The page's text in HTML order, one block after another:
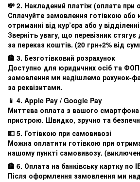
💸 2. Накладений платіж (оплата при
Сплачуйте замовлення готівкою або
отриманні від кур’єра або у
Зверніть увагу, що перевізник
за переказ коштів. (20 грн+2% від
🏦 3. Безготівковий розрахунок
Доступно для юридичних осіб та
замовлення ми надішлемо рахунок-
за реквізитами.
📱 4. Apple Pay / Google Pay
Миттєва оплата з вашого смартфона
пристрою. Швидко, зручно та
💵 5. Готівкою при самовивозі
Можна оплатити готівкою при
нашому пункті самовивозу.
🏦 6. Оплата на банківську картку по
Після оформлення замовлення ми